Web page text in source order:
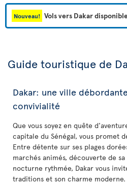
Nouveau! Vols vers Dakar
Guide touristique de
Dakar: une ville
convivialité
Que vous soyez en quête
capitale du Sénégal, vous promet
Entre détente sur ses plages
marchés animés, découverte de
nocturne rythmée, Dakar vous
traditions et son charme moderne.